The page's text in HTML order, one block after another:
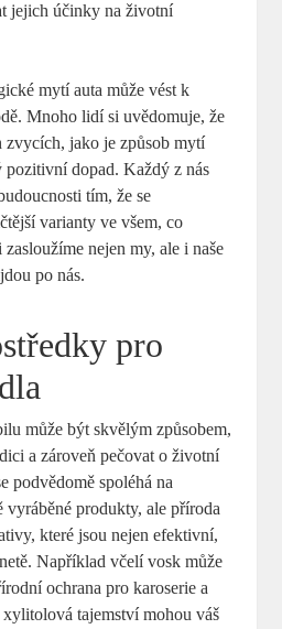
jejich účinky na životní
mytí auta může vést k
Mnoho lidí si uvědomuje, že
zvycích, jako je způsob mytí
pozitivní dopad. Každý z nás
tím, že se
varianty ve všem, co
nejen my, ale i naše
po nás.
pro
může být skvělým způsobem,
a zároveň pečovat o životní
podvědomě spoléhá na
vyráběné produkty, ale příroda
které jsou nejen efektivní,
Například včelí vosk může
ochrana pro karoserie a
tajemství mohou váš